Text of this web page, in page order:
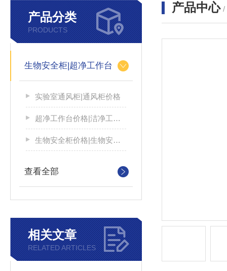
产品分类
PRODUCTS
生物安全柜|超净工作台
实验室通风柜|通风柜价格
超净工作台价格|洁净工作台厂家
生物安全柜价格|生物安全柜厂家
查看全部
相关文章
RELATED ARTICLES
产品中心 /